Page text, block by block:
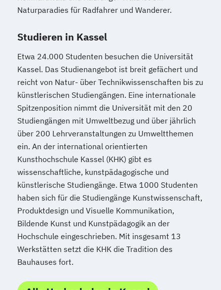
Naturparadies für Radfahrer und Wanderer.
Studieren in Kassel
Etwa 24.000 Studenten besuchen die Universität
Kassel. Das Studienangebot ist breit gefächert und
reicht von Natur- über Technikwissenschaften bis zu
künstlerischen Studiengängen. Eine internationale
Spitzenposition nimmt die Universität mit den 20
Studiengängen mit Umweltbezug und über jährlich
über 200 Lehrveranstaltungen zu Umweltthemen
ein. An der international orientierten
Kunsthochschule Kassel (KHK) gibt es
wissenschaftliche, kunstpädagogische und
künstlerische Studiengänge. Etwa 1000 Studenten
haben sich für die Studiengänge Kunstwissenschaft,
Produktdesign und Visuelle Kommunikation,
Bildende Kunst und Kunstpädagogik an der
Hochschule eingeschrieben. Mit insgesamt 13
Werkstätten setzt die KHK die Tradition des
Bauhauses fort.